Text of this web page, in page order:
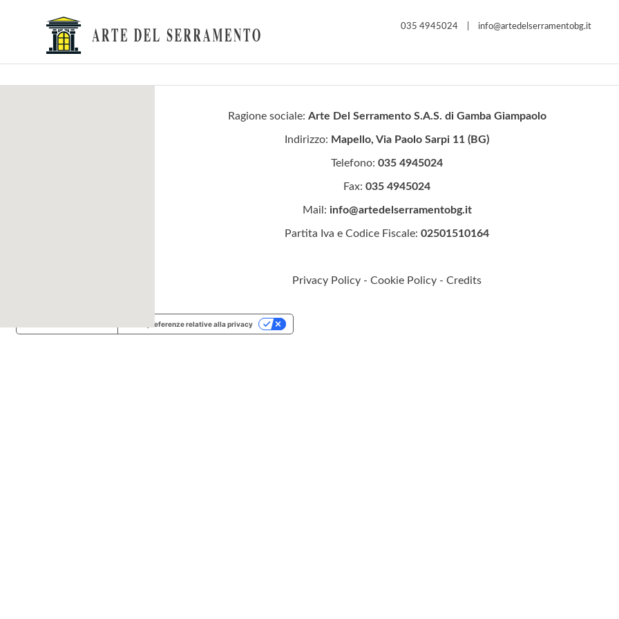
035 4945024 info@artedelserramentobg.it
Ragione sociale: Arte Del Serramento S.A.S. di Gamba Giampaolo
Indirizzo: Mapello, Via Paolo Sarpi 11 (BG)
Telefono: 035 4945024
Fax: 035 4945024
Mail: info@artedelserramentobg.it
Partita Iva e Codice Fiscale: 02501510164
Privacy Policy - Cookie Policy - Credits
Le tue preferenze relative alla privacy